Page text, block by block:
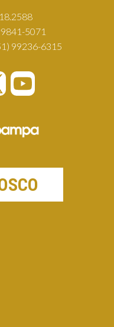
5071
99236-6315